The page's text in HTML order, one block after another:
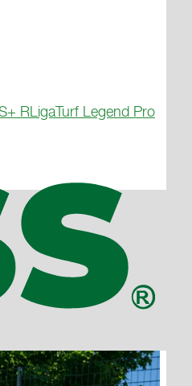
RLigaTurf Legend Pro